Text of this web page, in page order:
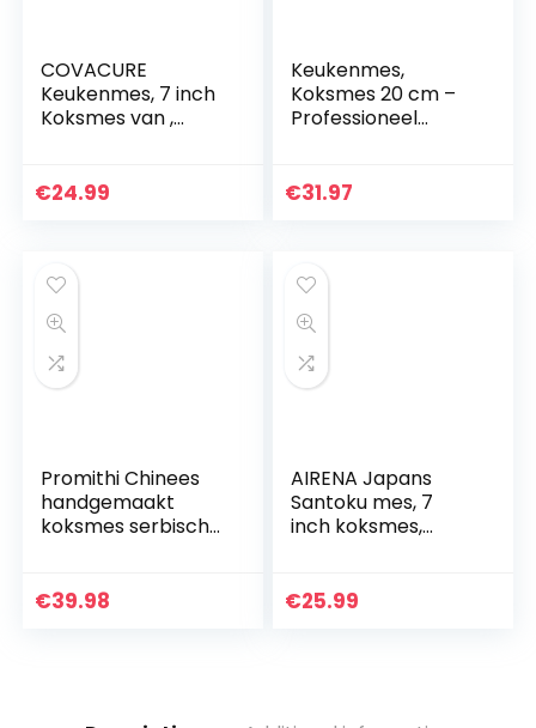
COVACURE
Keukenmes, 7 inch
Koksmes van ,
Handvat, voor
€24.99
Keukenmes,
Koksmes 20 cm –
Professioneel
met Hoog
€31.97
Promithi Chinees
handgemaakt
koksmes serbisch
santoku mes
€39.98
AIRENA Japans
Santoku mes, 7
inch koksmes,
roestvrij staal,
€25.99